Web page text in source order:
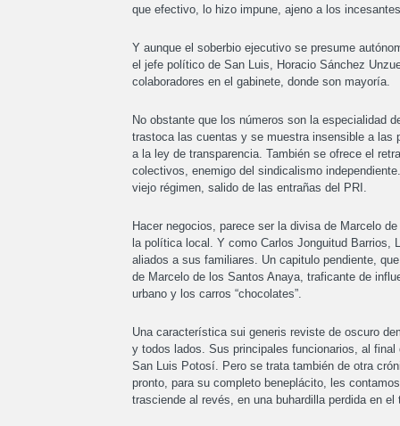
que efectivo, lo hizo impune, ajeno a los
Y aunque el soberbio ejecutivo se presume
el jefe político de San Luis, Horacio Sánchez
colaboradores en el gabinete, donde son mayoría.
No obstante que los números son la especialidad
trastoca las cuentas y se muestra insensible a las
a la ley de transparencia. También se ofrece el
colectivos, enemigo del sindicalismo
viejo régimen, salido de las entrañas del PRI.
Hacer negocios, parece ser la divisa de Marcelo
la política local. Y como Carlos Jonguitud Barrios,
aliados a sus familiares. Un capitulo pendiente,
de Marcelo de los Santos Anaya, traficante de
urbano y los carros “chocolates”.
Una característica sui generis reviste de oscuro
y todos lados. Sus principales funcionarios, al
San Luis Potosí. Pero se trata también de otra
pronto, para su completo beneplácito, les
trasciende al revés, en una buhardilla perdida en